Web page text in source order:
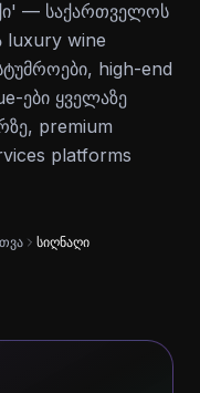
— საქართველოს
luxury wine
high-end
ები ყველაზე
premium
platforms
სიღნაღი